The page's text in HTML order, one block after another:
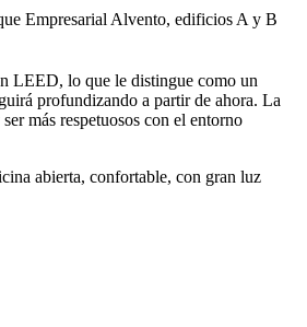
Empresarial Alvento, edificios A y B
LEED, lo que le distingue como un
profundizando a partir de ahora. La
más respetuosos con el entorno
abierta, confortable, con gran luz